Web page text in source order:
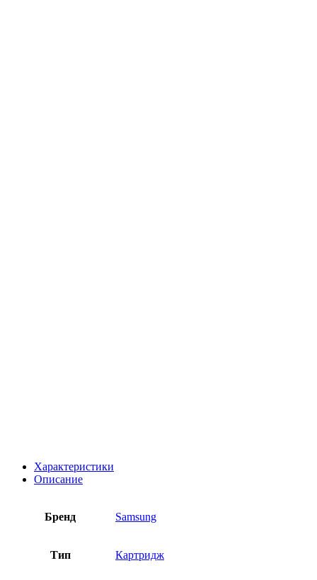
Характеристики
Описание
Бренд Samsung
Тип Картридж